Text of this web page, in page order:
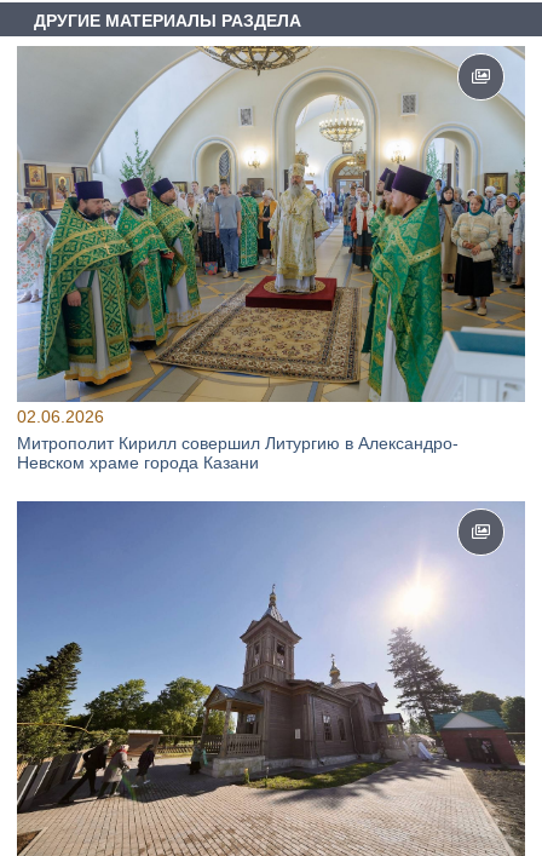
ДРУГИЕ МАТЕРИАЛЫ РАЗДЕЛА
02.06.2026
Митрополит Кирилл совершил Литургию в Александро-
Невском храме города Казани